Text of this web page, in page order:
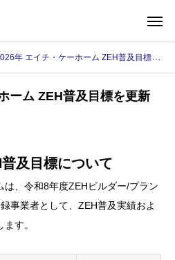
年 エイチ・ケーホーム ZEH普及目標を更新しました
ーム ZEH普及目標を更新
及目標について
、令和8年度ZEHビルダー/プラン
事業者として、ZEH普及実績およ
す。